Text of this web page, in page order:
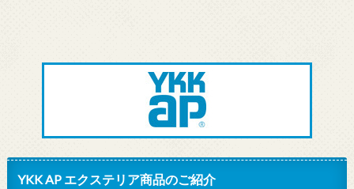
YKK AP エクステリア商品のご紹介